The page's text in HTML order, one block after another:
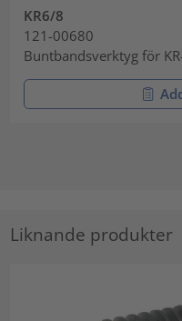
KR6/8
121-00680
Buntbandsverktyg för
Liknande produkter